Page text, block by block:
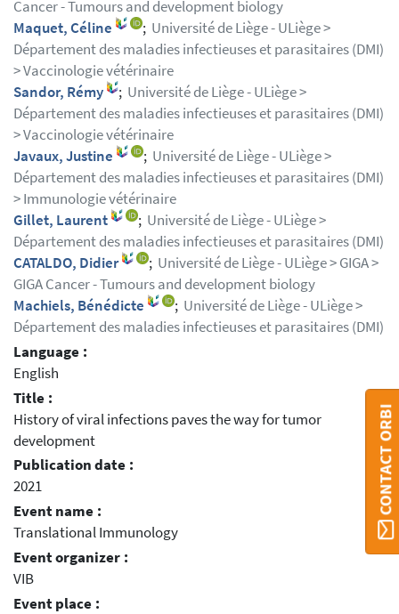
Cancer - Tumours and development biology
Maquet, Céline
; Université de Liège - ULiège >
Département des maladies infectieuses et parasitaires (DMI)
> Vaccinologie vétérinaire
Sandor, Rémy
; Université de Liège - ULiège >
Département des maladies infectieuses et parasitaires (DMI)
> Vaccinologie vétérinaire
Javaux, Justine
; Université de Liège - ULiège >
Département des maladies infectieuses et parasitaires (DMI)
> Immunologie vétérinaire
Gillet, Laurent
; Université de Liège - ULiège >
Département des maladies infectieuses et parasitaires (DMI)
CATALDO, Didier
; Université de Liège - ULiège > GIGA >
GIGA Cancer - Tumours and development biology
Machiels, Bénédicte
; Université de Liège - ULiège >
Département des maladies infectieuses et parasitaires (DMI)
Language :
English
Title :
History of viral infections paves the way for tumor
development
Publication date :
2021
Event name :
Translational Immunology
Event organizer :
VIB
Event place :
CONTACT ORBI